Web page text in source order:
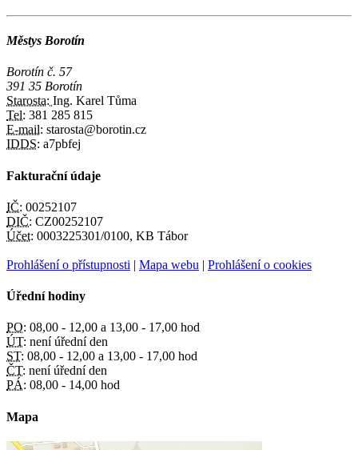
Městys Borotín
Borotín č. 57
391 35 Borotín
Starosta: Ing. Karel Tůma
Tel: 381 285 815
E-mail: starosta@borotin.cz
IDDS: a7pbfej
Fakturační údaje
IČ: 00252107
DIČ: CZ00252107
Účet: 0003225301/0100, KB Tábor
Prohlášení o přístupnosti | Mapa webu | Prohlášení o cookies
Úřední hodiny
PO: 08,00 - 12,00 a 13,00 - 17,00 hod
ÚT: není úřední den
ST: 08,00 - 12,00 a 13,00 - 17,00 hod
ČT: není úřední den
PÁ: 08,00 - 14,00 hod
Mapa